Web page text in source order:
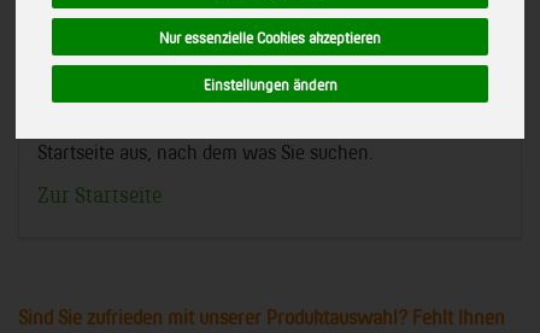
Nur essenzielle Cookies akzeptieren
Einstellungen ändern
Wir haben unseren Internetauftritt umgebaut. Dabei hat
sich einiges geändert. Das von Ihnen gesuchte Produkt
oder die Internetseite ist leider nicht mehr verfügbar!
Startseite aus, nach dem was Sie suchen.
Zur Startseite
Sind Sie zufrieden mit unserer Produktauswahl? Fehlt Ihnen